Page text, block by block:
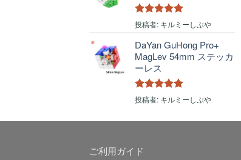
5段階中5の
投稿者: キルミーしぶや
DaYan GuHong Pro+
MagLev 54mm ステッカ
ーレス
5段階中5の
投稿者: キルミーしぶや
ご利用ガイド